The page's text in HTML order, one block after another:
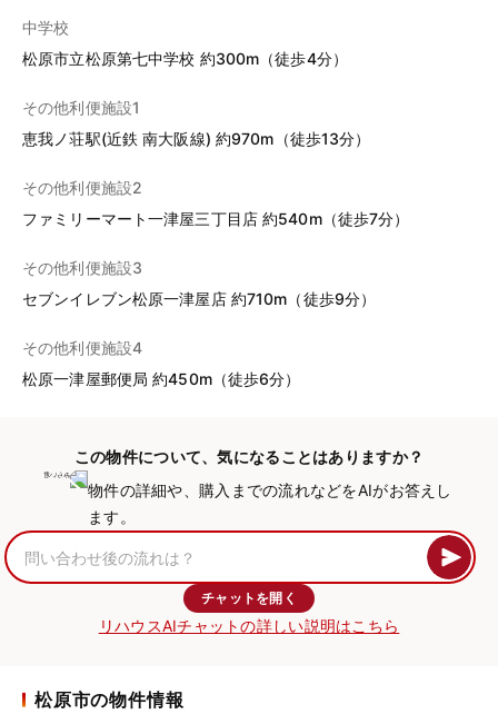
中学校
松原市立松原第七中学校 約300m（徒歩4分）
その他利便施設1
恵我ノ荘駅(近鉄 南大阪線) 約970m（徒歩13分）
その他利便施設2
ファミリーマート一津屋三丁目店 約540m（徒歩7分）
その他利便施設3
セブンイレブン松原一津屋店 約710m（徒歩9分）
その他利便施設4
松原一津屋郵便局 約450m（徒歩6分）
この物件について、気になることはありますか？
物件の詳細や、購入までの流れなどをAIがお答えし
ます。
チャットを開く
リハウスAIチャットの詳しい説明はこちら
松原市の物件情報